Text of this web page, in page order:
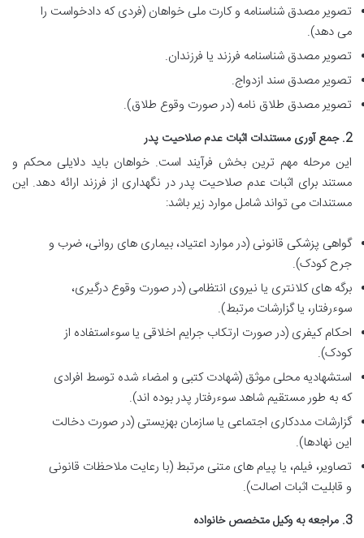
تصویر مصدق شناسنامه و کارت ملی خواهان (فردی که دادخواست را
می دهد).
تصویر مصدق شناسنامه فرزند یا فرزندان.
تصویر مصدق سند ازدواج.
تصویر مصدق طلاق نامه (در صورت وقوع طلاق).
2. جمع آوری مستندات اثبات عدم صلاحیت پدر
این مرحله مهم ترین بخش فرآیند است. خواهان باید دلایلی محکم و
مستند برای اثبات عدم صلاحیت پدر در نگهداری از فرزند ارائه دهد. این
مستندات می تواند شامل موارد زیر باشد:
گواهی پزشکی قانونی (در موارد اعتیاد، بیماری های روانی، ضرب و
جرح کودک).
برگه های کلانتری یا نیروی انتظامی (در صورت وقوع درگیری،
سوءرفتار، یا گزارشات مرتبط).
احکام کیفری (در صورت ارتکاب جرایم اخلاقی یا سوءاستفاده از
کودک).
استشهادیه محلی موثق (شهادت کتبی و امضاء شده توسط افرادی
که به طور مستقیم شاهد سوءرفتار پدر بوده اند).
گزارشات مددکاری اجتماعی یا سازمان بهزیستی (در صورت دخالت
این نهادها).
تصاویر، فیلم، یا پیام های متنی مرتبط (با رعایت ملاحظات قانونی
و قابلیت اثبات اصالت).
3. مراجعه به وکیل متخصص خانواده